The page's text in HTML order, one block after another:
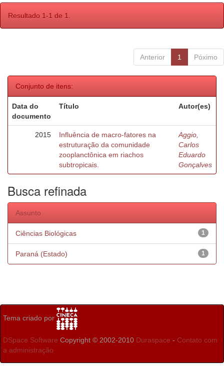
Resultado 1-1 de 1.
Anterior 1 Póximo
Conjunto de itens:
Data do
documento
Título Autor(es)
2015
Influência de macro-fatores na
estruturação da comunidade
zooplanctônica em riachos
subtropicais.
Aggio,
Carlos
Eduardo
Gonçalves
Busca refinada
Assunto
1
Ciências Biológicas
1
Paraná (Estado)
Tema criado por
DSpace Software Copyright © 2002-2010 Duraspace - Contato com
a administração